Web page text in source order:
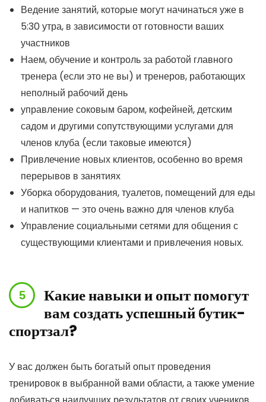
Ведение занятий, которые могут начинаться уже в
5:30 утра, в зависимости от готовности ваших
участников
Наем, обучение и контроль за работой главного
тренера (если это не вы) и тренеров, работающих
неполный рабочий день
управление соковым баром, кофейней, детским
садом и другими сопутствующими услугами для
членов клуба (если таковые имеются)
Привлечение новых клиентов, особенно во время
перерывов в занятиях
Уборка оборудования, туалетов, помещений для еды
и напитков — это очень важно для членов клуба
Управление социальными сетями для общения с
существующими клиентами и привлечения новых.
Какие навыки и опыт помогут
вам создать успешный бутик-
спортзал?
У вас должен быть богатый опыт проведения
тренировок в выбранной вами области, а также умение